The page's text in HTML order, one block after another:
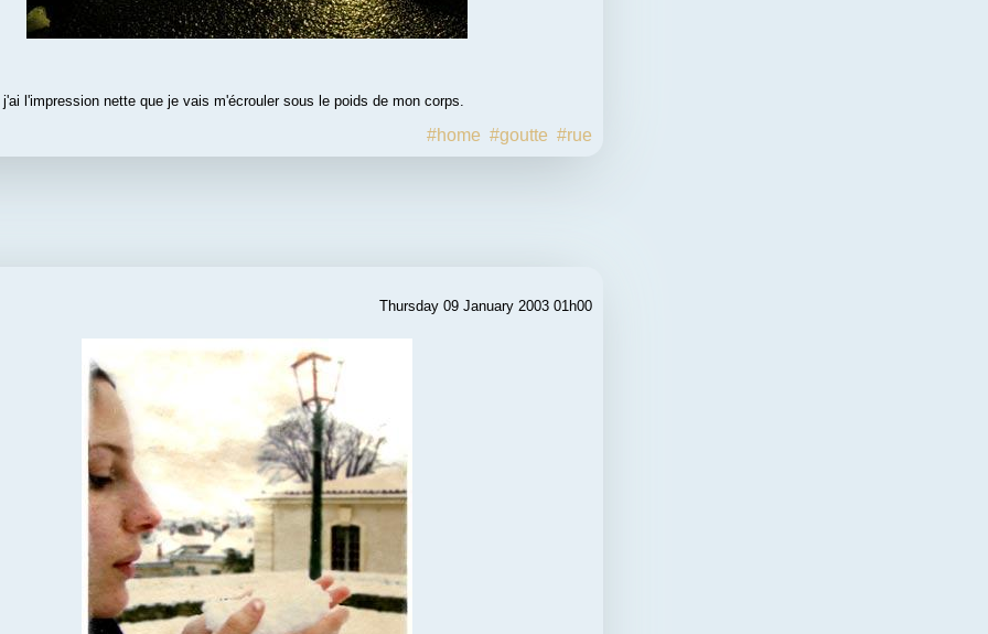
l'impression nette que je vais m'écrouler sous le poids de mon corps.
#home #goutte #rue
Thursday 09 January 2003 01h00